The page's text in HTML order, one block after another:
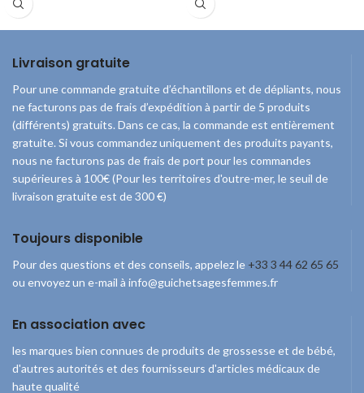
Livraison gratuite
Pour une commande gratuite d’échantillons et de dépliants, nous
ne facturons pas de frais d’expédition à partir de 5 produits
(différents) gratuits. Dans ce cas, la commande est entièrement
gratuite. Si vous commandez uniquement des produits payants,
nous ne facturons pas de frais de port pour les commandes
supérieures à 100€ (Pour les territoires d'outre-mer, le seuil de
livraison gratuite est de 300 €)
Toujours disponible
Pour des questions et des conseils, appelez le +33 3 44 62 65 65
ou envoyez un e-mail à info@guichetsagesfemmes.fr
En association avec
les marques bien connues de produits de grossesse et de bébé,
d'autres autorités et des fournisseurs d'articles médicaux de
haute qualité